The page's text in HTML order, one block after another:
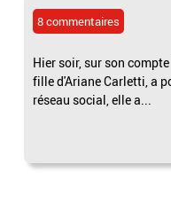
8 commentaires
Hier soir, sur son
fille d'Ariane Carletti, a
réseau social, elle a...